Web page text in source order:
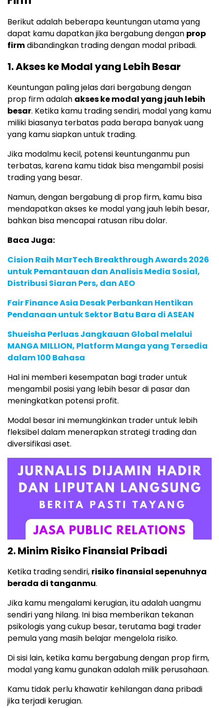
Berikut adalah beberapa keuntungan utama yang
dapat kamu dapatkan jika bergabung dengan prop
firmdibandingkan trading dengan modal pribadi.
1. Akses ke Modal yang Lebih Besar
Keuntungan paling jelas dari bergabung dengan
prop firm adalah akses ke modal yang jauh lebih
besar. Ketika kamu trading sendiri, modal yang kamu
miliki biasanya terbatas pada berapa banyak uang
yang kamu siapkan untuk trading.
Jika modalmu kecil, potensi keuntunganmu pun
terbatas, karena kamu tidak bisa mengambil posisi
trading yang besar.
Namun, dengan bergabung di prop firm, kamu bisa
mendapatkan akses ke modal yang jauh lebih besar,
bahkan bisa mencapai ratusan ribu dolar.
Baca Juga:
Cision Raih MarTech Breakthrough Awards 2026
untuk Pemantauan dan Analisis Media Sosial,
Distribusi Siaran Pers, dan AEO
Fair Finance Asia Desak Perbankan Hentikan
Pendanaan untuk Sektor Batu Bara di ASEAN
Shueisha Perluas Jangkauan Global melalui
MANGA MILLION, Platform Manga yang Tersedia
dalam 100 Bahasa
Hal ini memberi kesempatan bagi trader untuk
mengambil posisi yang lebih besar di pasar dan
meningkatkan potensi profit.
Modal besar ini memungkinkan trader untuk lebih
fleksibel dalam menerapkan strategi trading dan
diversifikasi aset.
2. Minim Risiko Finansial Pribadi
Ketika trading sendiri, risiko finansial sepenuhnya
berada di tanganmu.
Jika kamu mengalami kerugian, itu adalah uangmu
sendiri yang hilang. Ini bisa memberikan tekanan
psikologis yang cukup besar, terutama bagi trader
pemula yang masih belajar mengelola risiko.
Di sisi lain, ketika kamu bergabung dengan prop firm,
modal yang kamu gunakan adalah milik perusahaan.
Kamu tidak perlu khawatir kehilangan dana pribadi
jika terjadi kerugian.